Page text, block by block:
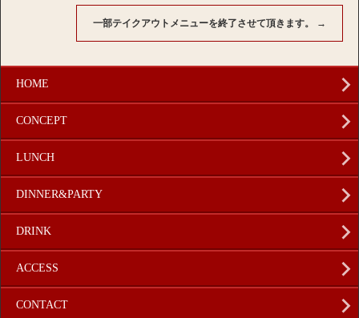
一部テイクアウトメニューを終了させて頂きます。 →
HOME
CONCEPT
LUNCH
DINNER&PARTY
DRINK
ACCESS
CONTACT